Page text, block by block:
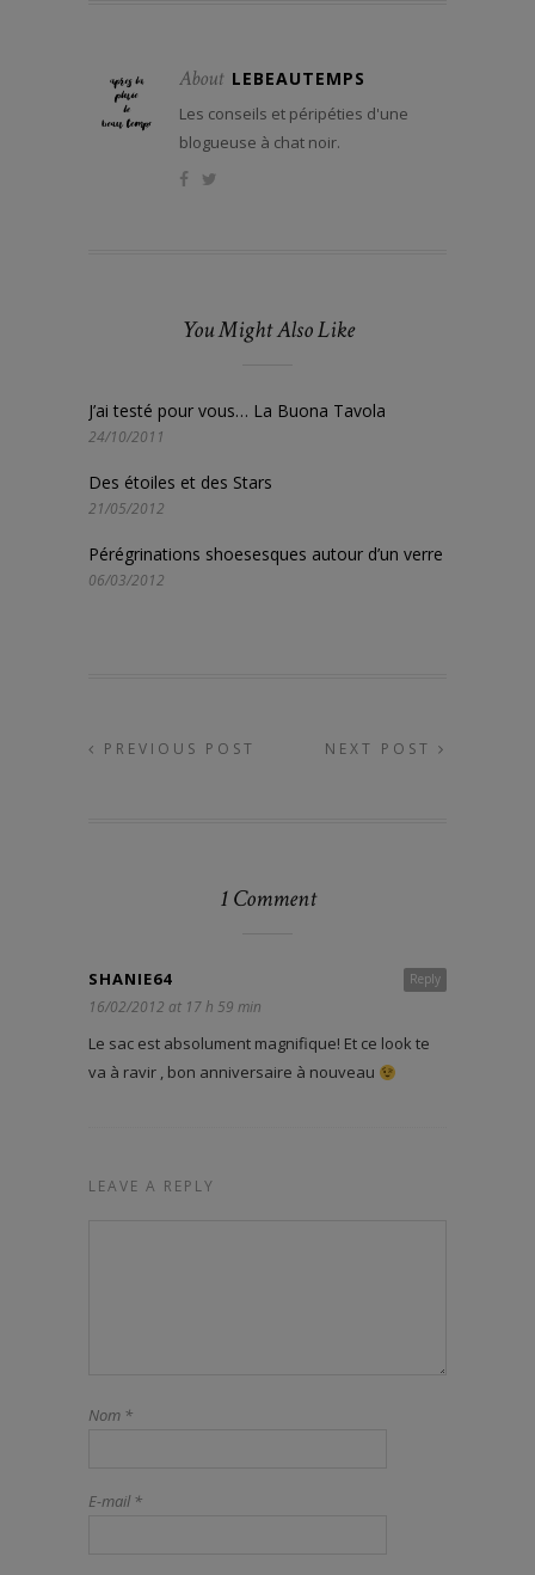
About LEBEAUTEMPS
Les conseils et péripéties d'une
blogueuse à chat noir.
You Might Also Like
J’ai testé pour vous… La Buona Tavola
24/10/2011
Des étoiles et des Stars
21/05/2012
Pérégrinations shoesesques autour d’un verre
06/03/2012
PREVIOUS POST NEXT POST
1 Comment
Reply
SHANIE64
16/02/2012 at 17 h 59 min
Le sac est absolument magnifique! Et ce look te
va à ravir , bon anniversaire à nouveau
LEAVE A REPLY
Nom *
E-mail*